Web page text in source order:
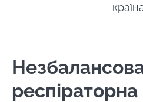
респіраторна